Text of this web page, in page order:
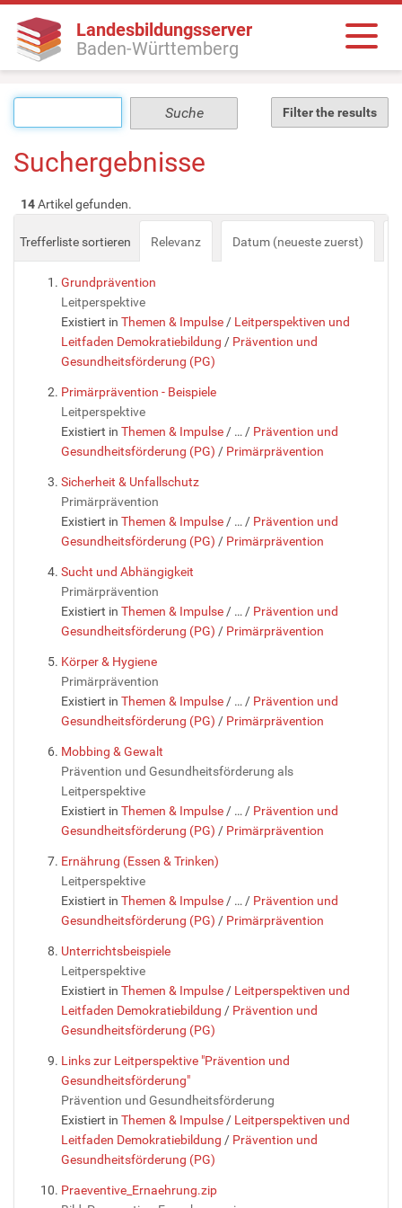
Landesbildungsserver
Baden-Württemberg
Filter the results
Suchergebnisse
14Artikel gefunden.
Trefferliste sortieren Relevanz Datum (neueste zuerst)
Grundprävention
Leitperspektive
Existiert in Themen & Impulse / Leitperspektiven und
Leitfaden Demokratiebildung / Prävention und
Gesundheitsförderung (PG)
Primärprävention - Beispiele
Leitperspektive
Existiert in Themen & Impulse / … / Prävention und
Gesundheitsförderung (PG) / Primärprävention
Sicherheit & Unfallschutz
Primärprävention
Existiert in Themen & Impulse / … / Prävention und
Gesundheitsförderung (PG) / Primärprävention
Sucht und Abhängigkeit
Primärprävention
Existiert in Themen & Impulse / … / Prävention und
Gesundheitsförderung (PG) / Primärprävention
Körper & Hygiene
Primärprävention
Existiert in Themen & Impulse / … / Prävention und
Gesundheitsförderung (PG) / Primärprävention
Mobbing & Gewalt
Prävention und Gesundheitsförderung als
Leitperspektive
Existiert in Themen & Impulse / … / Prävention und
Gesundheitsförderung (PG) / Primärprävention
Ernährung (Essen & Trinken)
Leitperspektive
Existiert in Themen & Impulse / … / Prävention und
Gesundheitsförderung (PG) / Primärprävention
Unterrichtsbeispiele
Leitperspektive
Existiert in Themen & Impulse / Leitperspektiven und
Leitfaden Demokratiebildung / Prävention und
Gesundheitsförderung (PG)
Links zur Leitperspektive "Prävention und
Gesundheitsförderung"
Prävention und Gesundheitsförderung
Existiert in Themen & Impulse / Leitperspektiven und
Leitfaden Demokratiebildung / Prävention und
Gesundheitsförderung (PG)
Praeventive_Ernaehrung.zip